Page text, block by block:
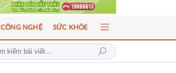
Hơn 1.000 căn nhà tại dự án Aqua City đang thế
CÔNG NGHỆ SỨC KHỎE